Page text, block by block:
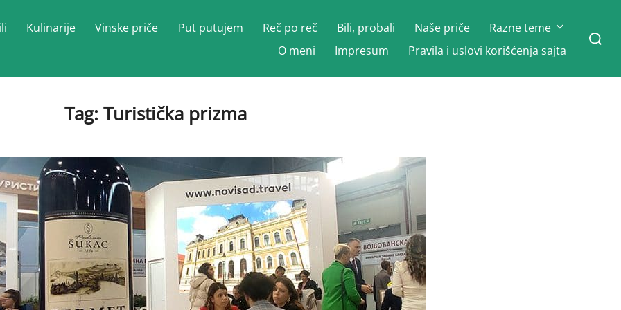
Kulinarije Vinske priče Put putujem Reč po reč Bili, probali Naše priče
Razne teme
O meni
Impresum Pravila i uslovi korišćenja sajta
Search
for:
Tag: Turistička prizma